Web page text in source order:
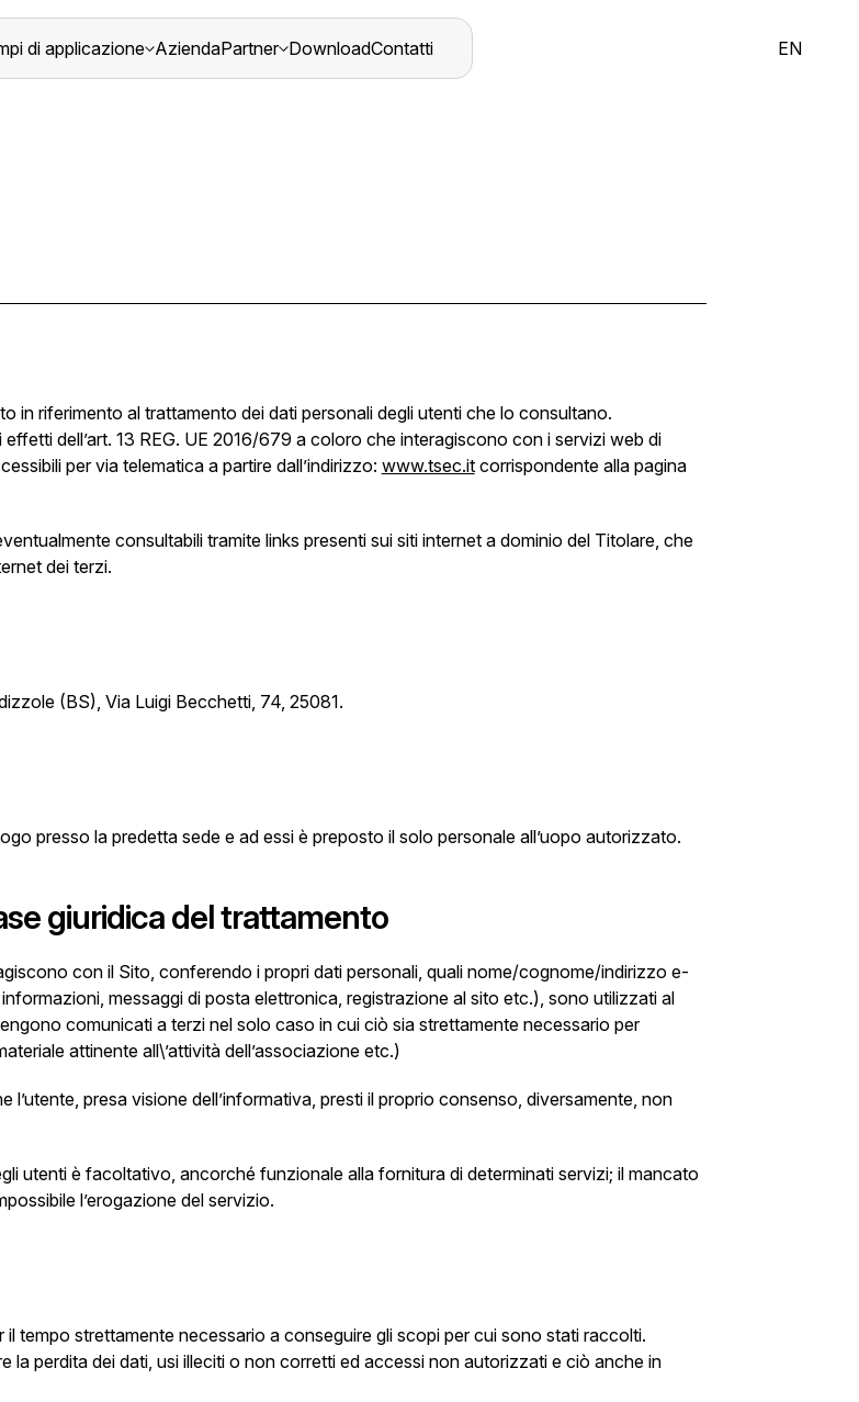
di applicazione AziendaPartner DownloadContatti EN
in riferimento al trattamento dei dati personali degli utenti che lo consultano.
dell’art. 13 REG. UE 2016/679 a coloro che interagiscono con i servizi web di
per via telematica a partire dall’indirizzo: www.tsec.itcorrispondente alla pagina
consultabili tramite links presenti sui siti internet a dominio del Titolare, che
dei terzi.
(BS), Via Luigi Becchetti, 74, 25081.
presso la predetta sede e ad essi è preposto il solo personale all’uopo autorizzato.
giuridica del trattamento
con il Sito, conferendo i propri dati personali, quali nome/cognome/indirizzo e-
messaggi di posta elettronica, registrazione al sito etc.), sono utilizzati al
comunicati a terzi nel solo caso in cui ciò sia strettamente necessario per
attinente all\’attività dell’associazione etc.)
presa visione dell’informativa, presti il proprio consenso, diversamente, non
utenti è facoltativo, ancorché funzionale alla fornitura di determinati servizi; il mancato
l’erogazione del servizio.
tempo strettamente necessario a conseguire gli scopi per cui sono stati raccolti.
perdita dei dati, usi illeciti o non corretti ed accessi non autorizzati e ciò anche in